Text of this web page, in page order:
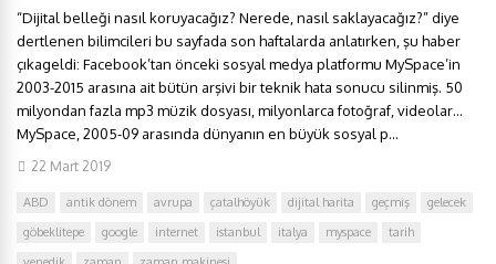
“Dijital belleği nasıl koruyacağız? Nerede, nasıl saklayacağız?” diye
dertlenen bilimcileri bu sayfada son haftalarda anlatırken, şu haber
çıkageldi: Facebook’tan önceki sosyal medya platformu MySpace’in
2003-2015 arasına ait bütün arşivi bir teknik hata sonucu silinmiş. 50
milyondan fazla mp3 müzik dosyası, milyonlarca fotoğraf, videolar…
MySpace, 2005-09 arasında dünyanın en büyük sosyal p...
22 Mart 2019
ABD antik dönem avrupa çatalhöyük dijital harita geçmiş
gelecek
göbeklitepe
google internet istanbul italya myspace
tarih